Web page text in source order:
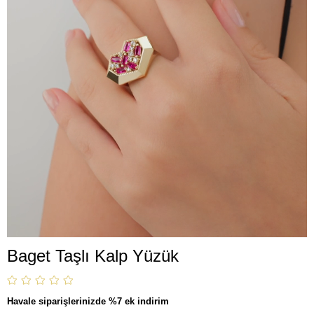
Baget Taşlı Kalp Yüzük
Havale siparişlerinizde %7 ek indirim